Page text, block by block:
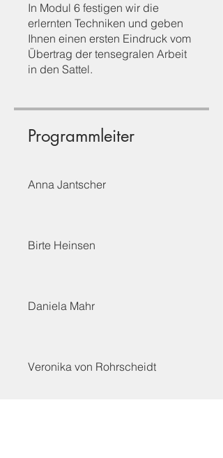
In Modul 6 festigen wir die
erlernten Techniken und geben
Ihnen einen ersten Eindruck vom
Übertrag der tensegralen Arbeit
in den Sattel.
Programmleiter
Anna Jantscher
Birte Heinsen
Daniela Mahr
Veronika von Rohrscheidt